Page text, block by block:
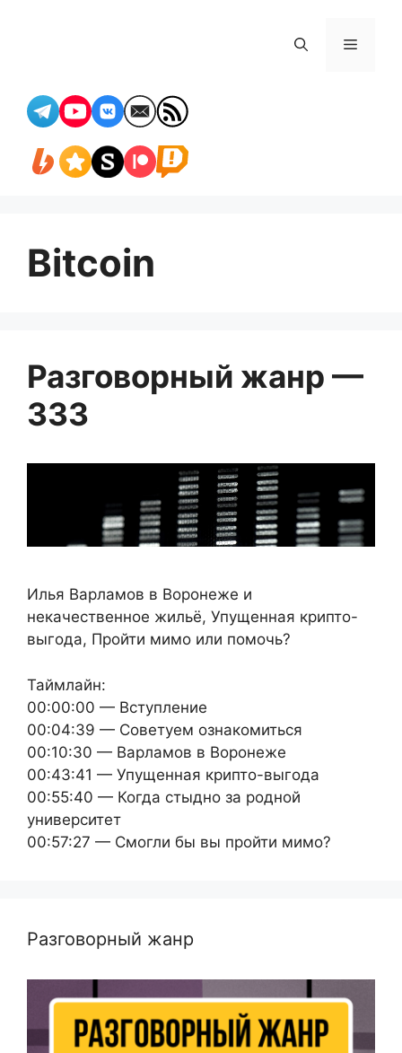
Меню
Bitcoin
Разговорный жанр —
333
Илья Варламов в Воронеже и
некачественное жильё, Упущенная крипто-
выгода, Пройти мимо или помочь?
Таймлайн:
00:00:00 — Вступление
00:04:39 — Советуем ознакомиться
00:10:30 — Варламов в Воронеже
00:43:41 — Упущенная крипто-выгода
00:55:40 — Когда стыдно за родной
университет
00:57:27 — Смогли бы вы пройти мимо?
Разговорный жанр